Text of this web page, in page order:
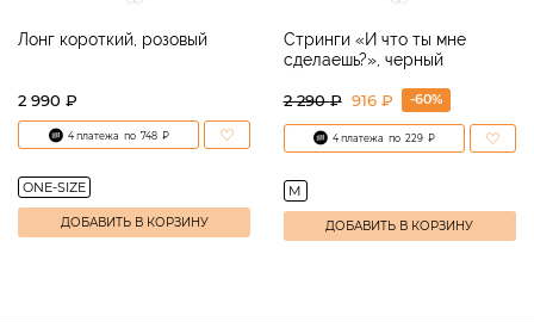
Лонг короткий, розовый
2 990 ₽
4 платежа по 748 ₽
ONE-SIZE
ДОБАВИТЬ В КОРЗИНУ
Стринги «И что ты мне
сделаешь?», черный
2 290₽ 916 ₽ -60%
4 платежа по 229 ₽
M
ДОБАВИТЬ В КОРЗИНУ